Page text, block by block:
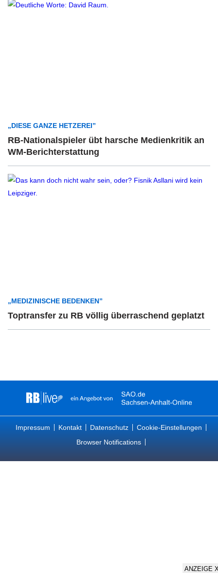
„DIESE GANZE HETZEREI”
RB-Nationalspieler übt harsche Medienkritik an
WM-Berichterstattung
„MEDIZINISCHE BEDENKEN”
Toptransfer zu RB völlig überraschend geplatzt
Impressum Kontakt Datenschutz
Cookie-Einstellungen
Browser Notifications
ANZEIGE